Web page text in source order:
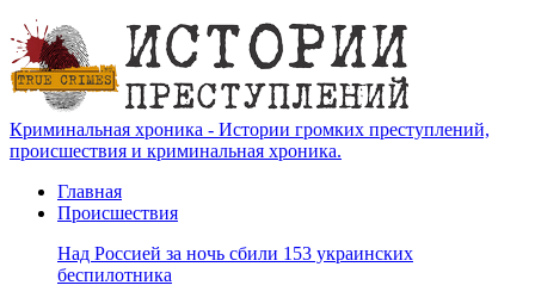
Криминальная хроника - Истории громких преступлений,
происшествия и криминальная хроника.
Главная
Происшествия
Над Россией за ночь сбили 153 украинских
беспилотника